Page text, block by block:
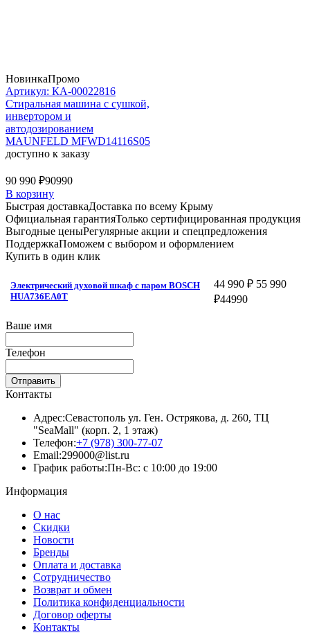
НовинкаПромо
Артикул: КА-00022816
Стиральная машина c сушкой,
инвертором и
автодозированием
MAUNFELD MFWD14116S05
доступно к заказу
90 990 ₽90990
В корзину
Быстрая доставкаДоставка по всему Крыму
Официальная гарантияТолько сертифицированная продукция
Выгодные ценыРегулярные акции и спецпредложения
ПоддержкаПоможем с выбором и оформлением
Купить в один клик
Электрический духовой шкаф с паром BOSCH
HUA736EA0T
44 990 ₽ 55 990
₽44990
Ваше имя
Телефон
Отправить
Контакты
Адрес:Севастополь ул. Ген. Острякова, д. 260, ТЦ
"SeaMall" (корп. 2, 1 этаж)
Телефон:+7 (978) 300-77-07
Email:299000@list.ru
График работы:Пн-Вс: с 10:00 до 19:00
Информация
О нас
Скидки
Новости
Бренды
Оплата и доставка
Сотрудничество
Возврат и обмен
Политика конфиденциальности
Договор оферты
Контакты